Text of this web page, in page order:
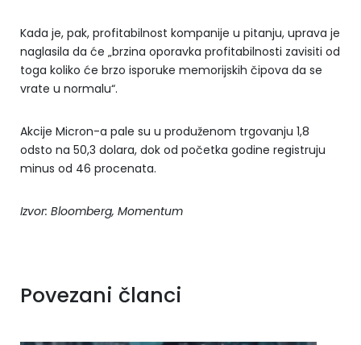
Kada je, pak, profitabilnost kompanije u pitanju, uprava je
naglasila da će „brzina oporavka profitabilnosti zavisiti od
toga koliko će brzo isporuke memorijskih čipova da se
vrate u normalu“.
Akcije Micron-a pale su u produženom trgovanju 1,8
odsto na 50,3 dolara, dok od početka godine registruju
minus od 46 procenata.
Izvor: Bloomberg, Momentum
Povezani članci